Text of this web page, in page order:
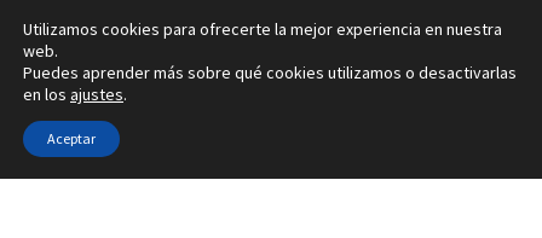
Ir
a
la
navegación
Ir
al
contenido
Inicio
Inicio Aviso legal
Utilizamos cookies para ofrecerte la mejor experiencia en nuestra
web.
Puedes aprender más sobre qué cookies utilizamos o desactivarlas
en los ajustes.
Aceptar